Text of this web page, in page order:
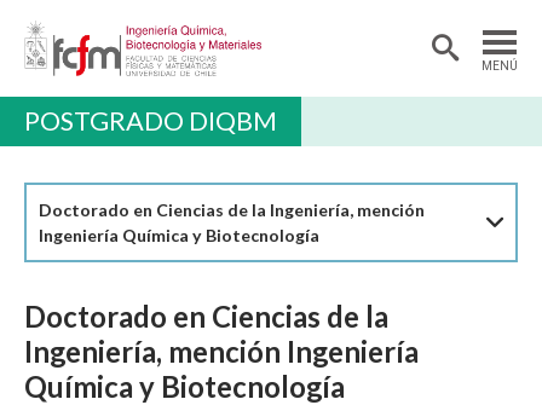
MENÚ
DEPARTAMENTO
POSTGRADO Y EDUCACIÓN CONTINUA
INVESTIGACIÓN
ALUMNI
EXTENSIÓN
POSTGRADO DIQBM
Doctorado en Ciencias de la Ingeniería, mención
Ingeniería Química y Biotecnología
Doctorado en Ciencias de la
Ingeniería, mención Ingeniería
Química y Biotecnología